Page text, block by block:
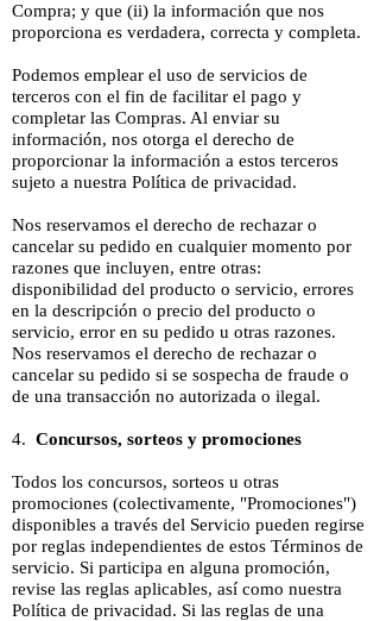
Compra; y que (ii) la información que nos
proporciona es verdadera, correcta y completa.
Podemos emplear el uso de servicios de
terceros con el fin de facilitar el pago y
completar las Compras. Al enviar su
información, nos otorga el derecho de
proporcionar la información a estos terceros
sujeto a nuestra Política de privacidad.
Nos reservamos el derecho de rechazar o
cancelar su pedido en cualquier momento por
razones que incluyen, entre otras:
disponibilidad del producto o servicio, errores
en la descripción o precio del producto o
servicio, error en su pedido u otras razones.
Nos reservamos el derecho de rechazar o
cancelar su pedido si se sospecha de fraude o
de una transacción no autorizada o ilegal.
4. Concursos, sorteos y promociones
Todos los concursos, sorteos u otras
promociones (colectivamente, "Promociones")
disponibles a través del Servicio pueden regirse
por reglas independientes de estos Términos de
servicio. Si participa en alguna promoción,
revise las reglas aplicables, así como nuestra
Política de privacidad. Si las reglas de una